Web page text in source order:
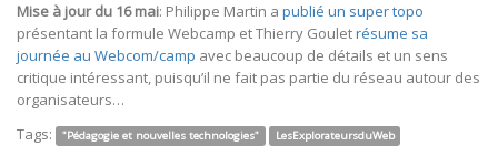
Mise à jour du 16 mai: Philippe Martin a publié un super topo
présentant la formule Webcamp et Thierry Gouletrésume sa
journée au Webcom/camp avec beaucoup de détails et un sens
critique intéressant, puisqu’il ne fait pas partie du réseau autour des
organisateurs…
Tags:
"Pédagogie et nouvelles technologies"
LesExplorateursduWeb